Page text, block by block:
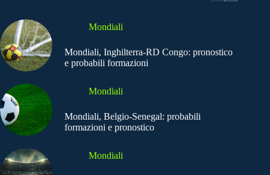
Mondiali
Mondiali, Inghilterra-RD Congo: pronostico
e probabili formazioni
Mondiali
Mondiali, Belgio-Senegal: probabili
formazioni e pronostico
Mondiali